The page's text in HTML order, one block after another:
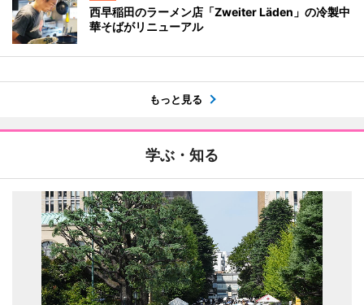
西早稲田のラーメン店「Zweiter Läden」の冷製中
華そばがリニューアル
もっと見る
学ぶ・知る